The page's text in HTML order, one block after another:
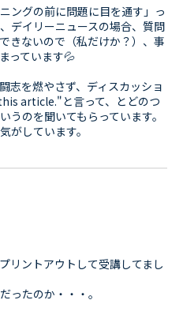
ングの前に問題に目を通す」っ
デイリーニュースの場合、質問
きないので（私だけか？）、事
っています💦
志を燃やさず、ディスカッショ
article."と言って、とどのつ
うのを聞いてもらっています。
がしています。
リントアウトして受講してまし
ったのか・・・。